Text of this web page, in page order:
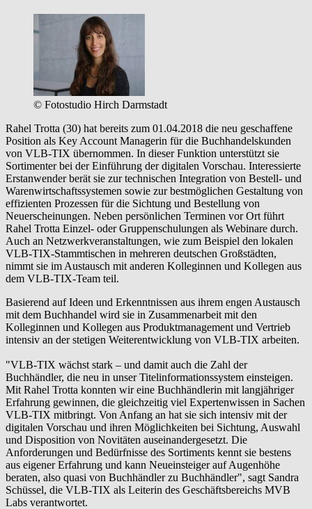
© Fotostudio Hirch Darmstadt
Rahel Trotta (30) hat bereits zum 01.04.2018 die neu geschaffene
Position als Key Account Managerin für die Buchhandelskunden
von VLB-TIX übernommen. In dieser Funktion unterstützt sie
Sortimenter bei der Einführung der digitalen Vorschau. Interessierte
Erstanwender berät sie zur technischen Integration von Bestell- und
Warenwirtschaftssystemen sowie zur bestmöglichen Gestaltung von
effizienten Prozessen für die Sichtung und Bestellung von
Neuerscheinungen. Neben persönlichen Terminen vor Ort führt
Rahel Trotta Einzel- oder Gruppenschulungen als Webinare durch.
Auch an Netzwerkveranstaltungen, wie zum Beispiel den lokalen
VLB-TIX-Stammtischen in mehreren deutschen Großstädten,
nimmt sie im Austausch mit anderen Kolleginnen und Kollegen aus
dem VLB-TIX-Team teil.
Basierend auf Ideen und Erkenntnissen aus ihrem engen Austausch
mit dem Buchhandel wird sie in Zusammenarbeit mit den
Kolleginnen und Kollegen aus Produktmanagement und Vertrieb
intensiv an der stetigen Weiterentwicklung von VLB-TIX arbeiten.
"VLB-TIX wächst stark – und damit auch die Zahl der
Buchhändler, die neu in unser Titelinformationssystem einsteigen.
Mit Rahel Trotta konnten wir eine Buchhändlerin mit langjähriger
Erfahrung gewinnen, die gleichzeitig viel Expertenwissen in Sachen
VLB-TIX mitbringt. Von Anfang an hat sie sich intensiv mit der
digitalen Vorschau und ihren Möglichkeiten bei Sichtung, Auswahl
und Disposition von Novitäten auseinandergesetzt. Die
Anforderungen und Bedürfnisse des Sortiments kennt sie bestens
aus eigener Erfahrung und kann Neueinsteiger auf Augenhöhe
beraten, also quasi von Buchhändler zu Buchhändler", sagt Sandra
Schüssel, die VLB-TIX als Leiterin des Geschäftsbereichs MVB
Labs verantwortet.